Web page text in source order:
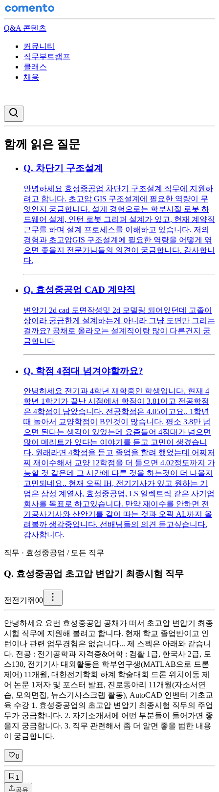
Q&A 콘텐츠
커뮤니티
직무부트캠프
클래스
채용
함께 읽은 질문
Q. 차단기 구조설계
안녕하세요 효성중공업 차단기 구조설계 직무에 지원하
려고 합니다. 초고압 GIS 구조설계에 필요한 역량이 무
엇인지 궁금합니다. 설계 경험으로는 학부시절 로봇 하
드웨어 설계, 인턴 로봇 그리퍼 설계가 있고, 현재 계약직
근무를 하며 설계 프로세스를 이해하고 있습니다. 저의
경험과 초고압GIS 구조설계에 필요한 역량을 어떻게 엮
으면 좋을지 전문가님들의 의견이 궁금합니다. 감사합니
다.
Q. 효성중공업 CAD 계약직
변압기 2d cad 도면작성및 2d 모델링 되어있던데 고졸이
상이라 궁금한게 설계하는게 아니라 그냥 도면만 그리는
걸까요? 공채로 올라오는 설계직이랑 많이 다른건지 궁
금합니다
Q. 학점 4점대 넘겨야할까요?
안녕하세요 전기과 4학년 재학중인 학생입니다. 현재 4
학년 1학기가 끝난 시점에서 학점이 3.81이고 전공학점
은 4학점이 남았습니다. 전공학점은 4.05이고요.. 1학년
때 놀아서 교양학점이 B인것이 많습니다. 평소 3.8만 넘
으면 된다는 생각이 있었는데 요즘들어 4점대가 넘으면
많이 메리트가 있다는 이야기를 듣고 고민이 생겼습니
다. 원래라면 4학점을 듣고 졸업을 할려 했었는데 어찌저
찌 재이수해서 교양 12학점을 더 들으면 4.02정도까지 가
능할 것 같은데 그 시간에 다른 것을 하는것이 더 나을지
고민되네요.. 현재 오픽 IH, 전기기사가 있고 원하는 기
업은 삼성 계열사, 효성중공업, LS 일렉트릭 같은 사기업
회사를 목표로 하고있습니다. 만약 재이수를 안하면 전
기공사기사와 산안기를 같이 따는 것과 오픽 AL까지 올
려볼까 생각중입니다. 선배님들의 의견 듣고싶습니다.
감사합니다.
직무 · 효성중공업 / 모든 직무
Q. 효성중공업 초고압 변압기 최종시험 직무
전 전기쥐00
안녕하세요 요번 효성중공업 공채가 떠서 초고압 변압기 최종
시험 직무에 지원해 볼려고 합니다. 현재 학교 졸업반이고 인
턴이나 관련 업무경험은 없습니다... 제 스펙은 아래와 같습니
다. 전공 : 전기공학과 자격증&어학 : 컴활 1급, 한국사 2급, 토
스130, 전기기사 대외활동은 학부연구생(MATLAB으로 드론
제어) 11개월, 대한전기학회 하계 학술대회 드론 위치이동 제
어 논문 1저자 및 포스터 발표, 진로동아리 11개월(자소서연
습, 모의면접, 뉴스기사스크랩 활동), AutoCAD 인벤터 기초교
육 수강 1. 효성중공업의 초고압 변압기 최종시험 직무의 주업
무가 궁금합니다. 2. 자기소개서에 어떤 부분들이 들어가면 좋
을지 궁금합니다. 3. 직무 관련해서 좀 더 알면 좋을 법한 내용
이 궁금합니다.
0
1
공유